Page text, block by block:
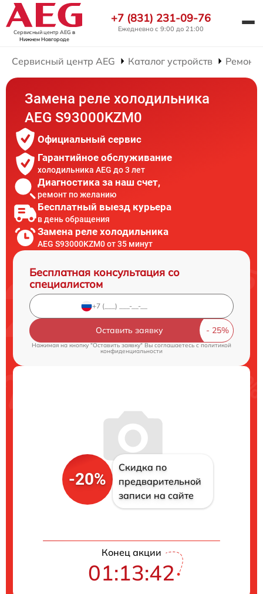
Сервисный центр AEG в
Нижнем Новгороде
+7 (831) 231-09-76
Ежедневно с 9:00 до 21:00
Сервисный центр AEG Каталог устройств Ремонт
Замена реле холодильника
AEG S93000KZM0
Официальный сервис
Гарантийное обслуживание
холодильника AEG до 3 лет
Диагностика за наш счет,
ремонт по желанию
Бесплатный выезд курьера
в день обращения
Замена реле холодильника
AEG S93000KZM0 от 35 минут
Бесплатная консультация со
специалистом
Оставить заявку
Нажимая на кнопку "Оставить заявку" Вы соглашаетесь cполитикой
конфиденциальности
-20%
Скидка по
предварительной
записи на сайте
Конец акции
01:13:41